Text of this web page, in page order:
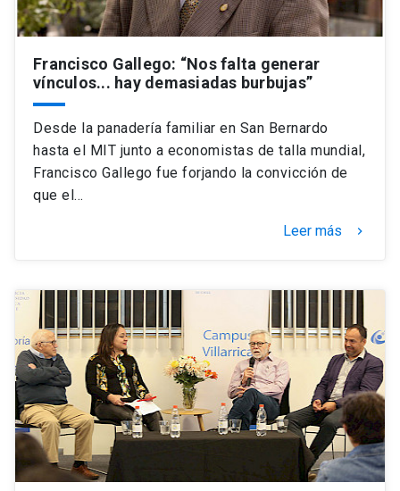
Francisco Gallego: “Nos falta generar
vínculos... hay demasiadas burbujas”
Desde la panadería familiar en San Bernardo
hasta el MIT junto a economistas de talla mundial,
Francisco Gallego fue forjando la convicción de
que el…
Leer más keyboard_arrow_right